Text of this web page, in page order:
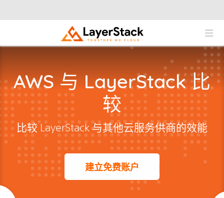
AWS 与 LayerStack 比
较
比较 LayerStack 与其他云服务供商的效能
建立免费账户